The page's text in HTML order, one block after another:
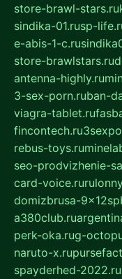
store-brawl-stars.ru
sindika-01.rusp-
e-abis-1-c.ru
store-brawlstars.ru
antenna-highly.ru
3-sex-porn.ruban-
viagra-tablet.ru
fincontech.ru
rebus-toys.ru
seo-prodvizhenie-
card-voice.ru
domizbrusa-
a380club.ru
perk-oka.rug-
naruto-x.ru
spayderhed-2022.ru